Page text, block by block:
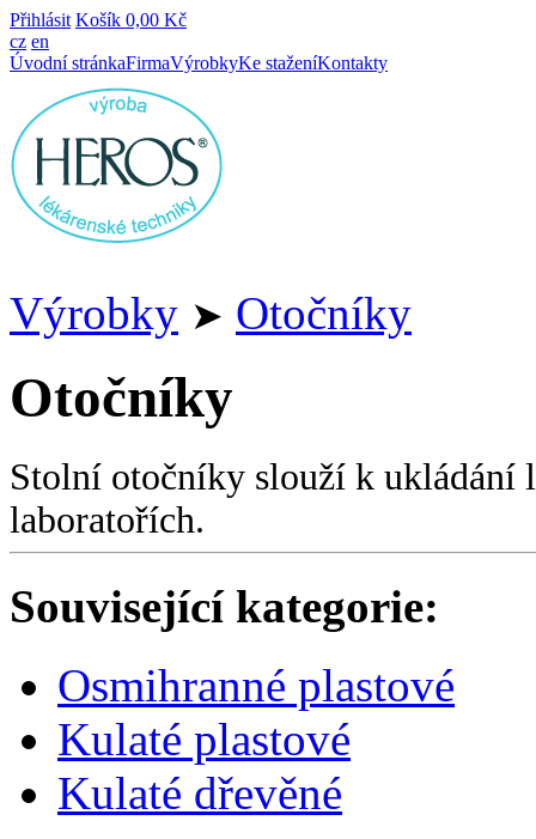
Přihlásit Košík 0,00 Kč
cz en
Úvodní stránkaFirmaVýrobkyKe staženíKontakty
Výrobky ➤ Otočníky
Otočníky
Stolní otočníky slouží k ukládání
laboratořích.
Související kategorie:
Osmihranné plastové
Kulaté plastové
Kulaté dřevěné